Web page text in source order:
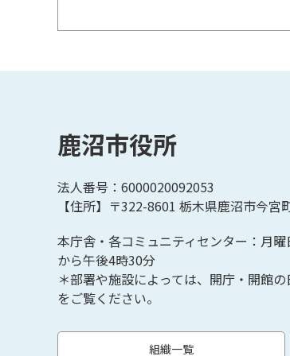
鹿沼市役所
法人番号：6000020092053
【住所】〒322-8601 栃木県鹿沼市今宮
本庁舎・各コミュニティセンター：月
から午後4時30分
＊部署や施設によっては、開庁・開館の
をご覧ください。
組織一覧